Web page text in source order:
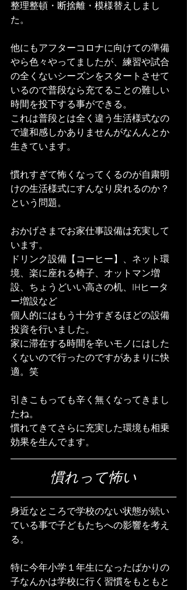
整理整頓・断捨離・模様替えしまし
た。
他にもアフターコロナに向けての準備
やら色々やってましたが、練習や試合
の全くないシーズンをスタートさせて
いるので普段なら充てることの難しい
時間を投下する事ができる。
これは普段とは全く違う生活様式なの
で違和感しかありませんがなんんとか
生きています。
慣れすぎて怖くなってくるのが自粛明
けの生活様式にすんなり戻れるのか？
という問題。
おかげさまでお家仕事設備は充実して
います。
ドリンク設備【コーヒー】、ネット環
境、楽に座れる椅子、オットマン増
設、ちょうどいい高さの机、IHヒータ
ー増設など
個人的にはもう十分すぎるほどの設備
投資を行いました。
家に滞在する時間を辛いモノにはした
くないので行ったのですがあまりに快
適。笑
引きこもっても辛く無くなってきまし
たね。
慣れてきてさらに充実した環境も相乗
効果を生んでます。
慣れって怖い
身近なところで学校のない状態が続い
ている事で子どもたちへの影響を考え
る。
特に今年小学１年生になったばかりの
子なんかは学校に行く習慣をもともと